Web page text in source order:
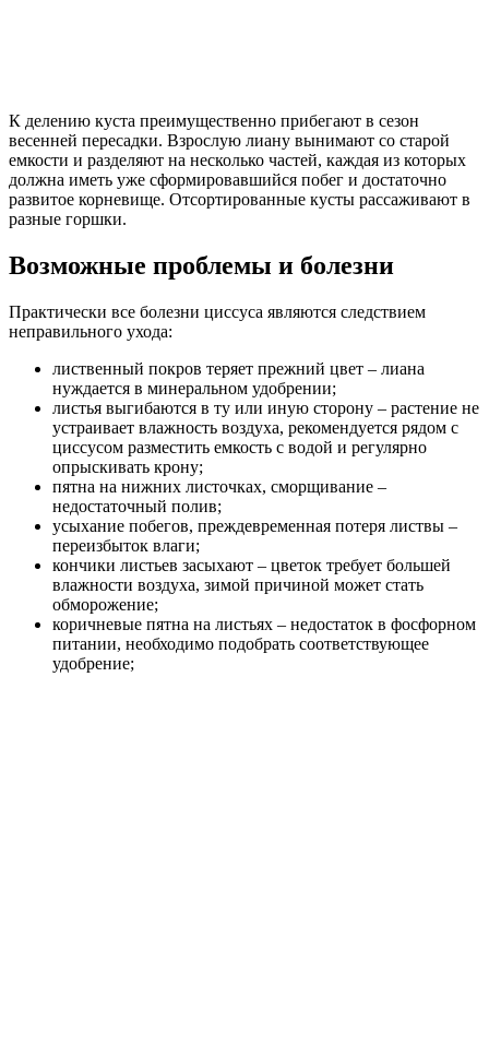
К делению куста преимущественно прибегают в сезон
весенней пересадки. Взрослую лиану вынимают со старой
емкости и разделяют на несколько частей, каждая из которых
должна иметь уже сформировавшийся побег и достаточно
развитое корневище. Отсортированные кусты рассаживают в
разные горшки.
Возможные проблемы и болезни
Практически все болезни циссуса являются следствием
неправильного ухода:
лиственный покров теряет прежний цвет – лиана
нуждается в минеральном удобрении;
листья выгибаются в ту или иную сторону – растение не
устраивает влажность воздуха, рекомендуется рядом с
циссусом разместить емкость с водой и регулярно
опрыскивать крону;
пятна на нижних листочках, сморщивание –
недостаточный полив;
усыхание побегов, преждевременная потеря листвы –
переизбыток влаги;
кончики листьев засыхают – цветок требует большей
влажности воздуха, зимой причиной может стать
обморожение;
коричневые пятна на листьях – недостаток в фосфорном
питании, необходимо подобрать соответствующее
удобрение;